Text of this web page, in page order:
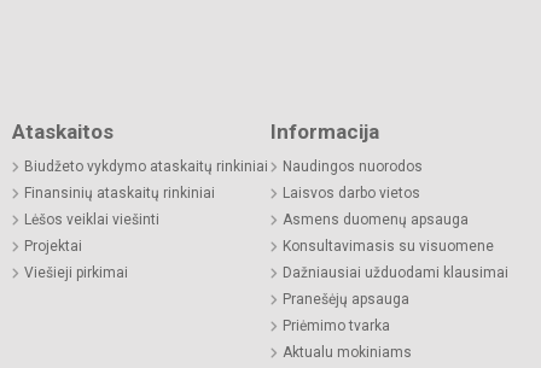
Ataskaitos
Biudžeto vykdymo ataskaitų rinkiniai
Finansinių ataskaitų rinkiniai
Lėšos veiklai viešinti
Projektai
Viešieji pirkimai
Informacija
Naudingos nuorodos
Laisvos darbo vietos
Asmens duomenų apsauga
Konsultavimasis su visuomene
Dažniausiai užduodami klausimai
Pranešėjų apsauga
Priėmimo tvarka
Aktualu mokiniams